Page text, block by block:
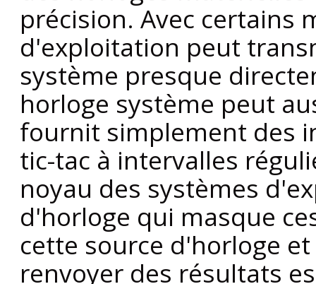
précision. Avec certains
d'exploitation peut
système presque
horloge système peut
fournit simplement des
tic-tac à intervalles
noyau des systèmes
d'horloge qui masque
cette source d'horloge
renvoyer des résultats